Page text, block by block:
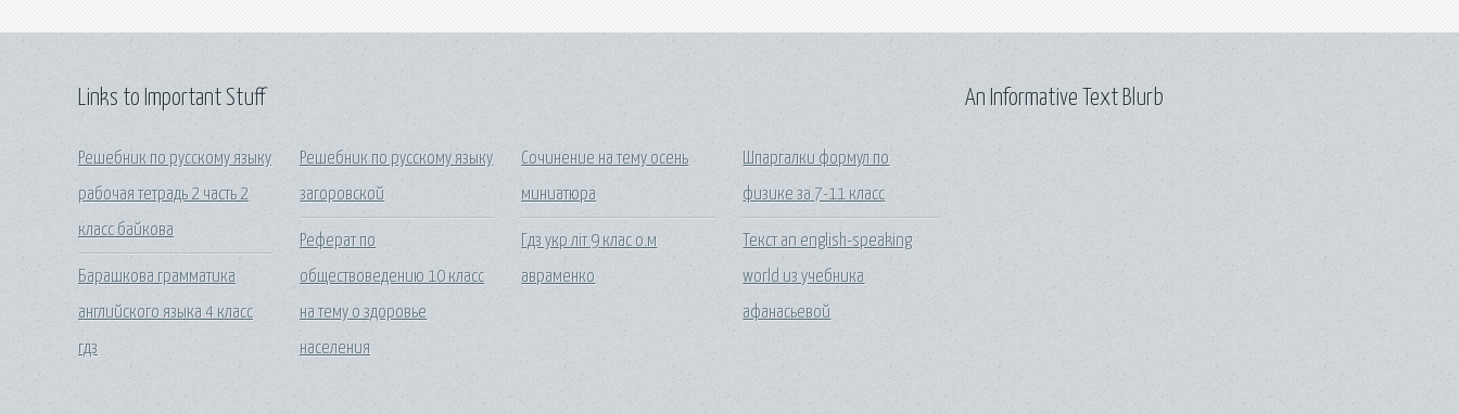
Links to Important Stuff
Решебник по русскому языку
рабочая тетрадь 2 часть 2
класс байкова
Барашкова грамматика
английского языка 4 класс
гдз
Решебник по русскому языку
загоровской
Реферат по
обществоведению 10 класс
на тему о здоровье
населения
Сочинение на тему осень
миниатюра
Гдз укр літ 9 клас о.м
авраменко
Шпаргалки формул по
физике за 7-11 класс
Текст an english-speaking
world из учебника
афанасьевой
An Informative Text Blurb